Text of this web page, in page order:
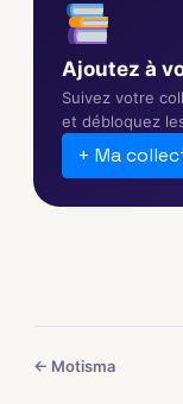
Ajoutez à
Suivez votre
et débloquez
+ Ma
← Motisma